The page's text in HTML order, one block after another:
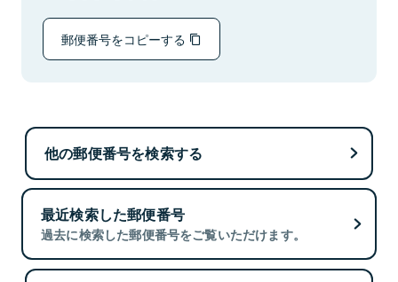
郵便番号をコピーする
他の郵便番号を検索する
最近検索した郵便番号
過去に検索した郵便番号をご覧いただけます。